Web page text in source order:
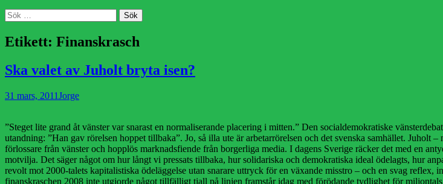
Sök
Sök
efter:
Etikett: Finanskrasch
Ska valet av Juholt bryta isen?
Publicerad
31 mars, 2011 Författare
Jorge
”Steget lite grand åt vänster var snarast en normaliserande placering i mitten.” Den socialdemokratiske
utandning: ”Han gav rörelsen hoppet tillbaka”. Jo, så illa ute är arbetarrörelsen och det svenska samhället. Juholt
förlossare från vänster och hopplös marknadsfiende från borgerliga media. I dagens Sverige räcker det med en
motvilja. Det säger något om hur långt vi pressats tillbaka, hur solidariska och demokratiska ideal ödelagts, hur
revolt mot 2000-talets kapitalistiska ödeläggelse utan snarare uttryck för en växande misstro – och en svag
finanskraschen 2008 inte utgjorde något tillfälligt tjall på linjen framstår idag med förödande tydlighet för